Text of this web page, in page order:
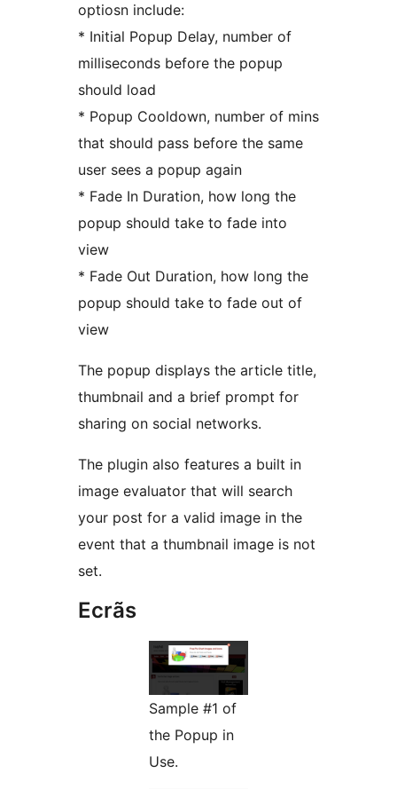
optiosn include:
* Initial Popup Delay, number of
milliseconds before the popup
should load
* Popup Cooldown, number of mins
that should pass before the same
user sees a popup again
* Fade In Duration, how long the
popup should take to fade into
view
* Fade Out Duration, how long the
popup should take to fade out of
view
The popup displays the article title,
thumbnail and a brief prompt for
sharing on social networks.
The plugin also features a built in
image evaluator that will search
your post for a valid image in the
event that a thumbnail image is not
set.
Ecrãs
Sample #1 of
the Popup in
Use.